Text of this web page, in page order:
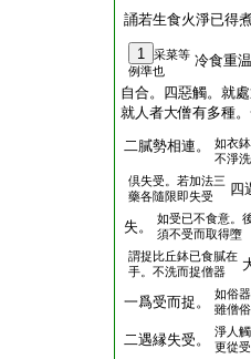
誦若生食火淨已得
1
采菜等
例準也
冷食重
自合。四惡觸。就
就人者大僧有多種
二膩勢相連。
如衣
不淨
倶失受。若加法三
藥各隨限即失受
四
失。
如受已不食意。
須不受而取得墮
謂捉比丘鉢已食膩在
手。不洗而捉僧器
一爲受而捉。
如俗
雖僧
二遇縁失受。
淨人
更從